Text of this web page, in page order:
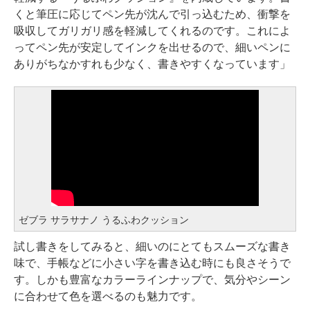
くと筆圧に応じてペン先が沈んで引っ込むため、衝撃を
吸収してガリガリ感を軽減してくれるのです。これによ
ってペン先が安定してインクを出せるので、細いペンに
ありがちなかすれも少なく、書きやすくなっています」
ゼブラ サラサナノ うるふわクッション
試し書きをしてみると、細いのにとてもスムーズな書き
味で、手帳などに小さい字を書き込む時にも良さそうで
す。しかも豊富なカラーラインナップで、気分やシーン
に合わせて色を選べるのも魅力です。